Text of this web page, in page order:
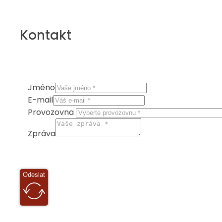
Kontakt
Jméno
E-mail
Provozovna
Zpráva
Odeslat